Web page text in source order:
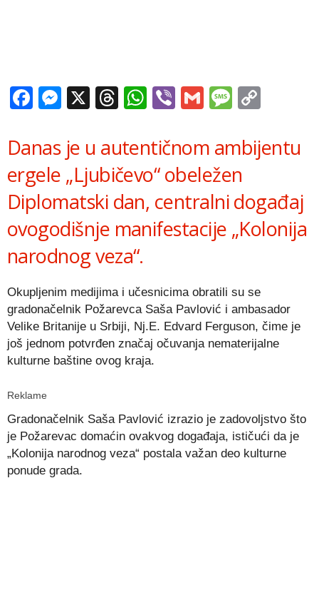
Facebook
Messenger
X Threads
WhatsApp
ViberGmail
Danas je u autentičnom ambijentu
ergele „Ljubičevo“ obeležen
Diplomatski dan, centralni događaj
ovogodišnje manifestacije „Kolonija
narodnog veza“.
Okupljenim medijima i učesnicima obratili su se
gradonačelnik Požarevca Saša Pavlović i ambasador
Velike Britanije u Srbiji, Nj.E. Edvard Ferguson, čime je
još jednom potvrđen značaj očuvanja nematerijalne
kulturne baštine ovog kraja.
Reklame
Gradonačelnik Saša Pavlović izrazio je zadovoljstvo što
je Požarevac domaćin ovakvog događaja, ističući da je
„Kolonija narodnog veza“ postala važan deo kulturne
ponude grada.